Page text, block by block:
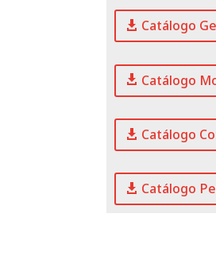
Catálogo
Catálogo
Catálogo
Catálogo